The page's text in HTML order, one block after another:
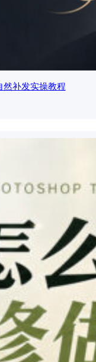
然补发实操教程